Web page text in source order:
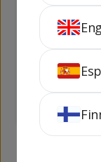
Jack
Gentleman
KÖP